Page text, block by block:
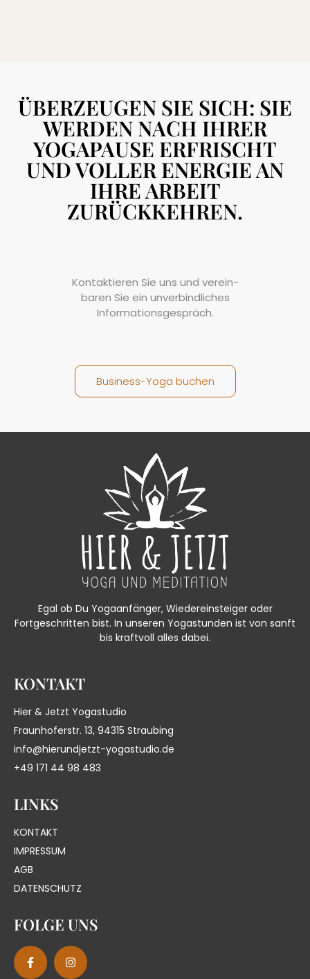
ÜBERZEUGEN SIE SICH: SIE
WERDEN NACH IHRER
YOGAPAUSE ERFRISCHT
UND VOLLER ENERGIE AN
IHRE ARBEIT
ZURÜCKKEHREN.
Kontaktieren Sie uns und verein­
baren Sie ein un­verbind­liches
Informationsgespräch.
Business-Yoga buchen
Egal ob Du Yogaanfänger, Wiedereinsteiger oder
Fortgeschritten bist. In unseren Yogastunden ist von sanft
bis kraftvoll alles dabei.
KONTAKT
Hier & Jetzt Yogastudio
Fraunhoferstr. 13, 94315 Straubing
info@hierundjetzt-yogastudio.de
+49 171 44 98 483
LINKS
KONTAKT
IMPRESSUM
AGB
DATENSCHUTZ
FOLGE UNS